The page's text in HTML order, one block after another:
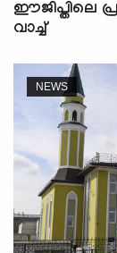
ഈജിപ്തിലെ
വാച്ച്
NEWS